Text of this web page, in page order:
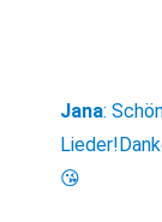
Jana:
😘